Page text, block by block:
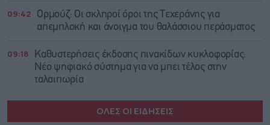
09:42
Ορμούζ: Οι σκληροί όροι της Τεχεράνης για
απεμπλοκή και άνοιγμα του θαλάσσιου περάσματος
09:18
Καθυστερήσεις έκδοσης πινακίδων κυκλοφορίας:
Νέο ψηφιακό σύστημα για να μπει τέλος στην
ταλαιπωρία
ΟΛΕΣ ΟΙ ΕΙΔΗΣΕΙΣ